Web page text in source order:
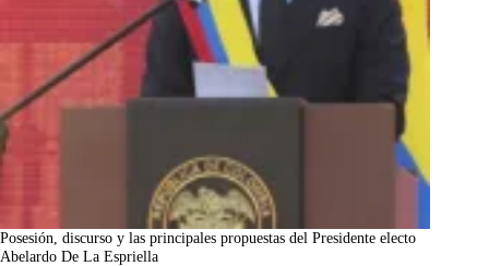
Posesión, discurso y las principales propuestas del Presidente electo
Abelardo De La Espriella